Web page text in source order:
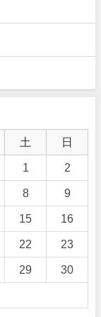
土 日
1 2
8 9
15 16
22 23
29 30